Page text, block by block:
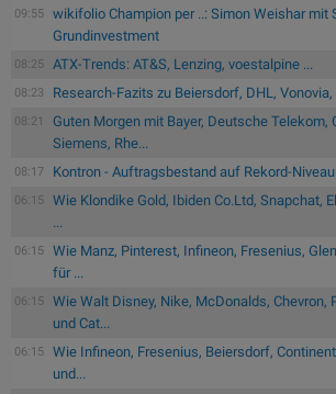
09:55
wikifolio Champion per ..: Simon Weishar mit
Grundinvestment
08:25 ATX-Trends: AT&S, Lenzing, voestalpine ...
08:23 Research-Fazits zu Beiersdorf, DHL, Vonovia,
08:21
Guten Morgen mit Bayer, Deutsche Telekom,
Siemens, Rhe...
08:17 Kontron - Auftragsbestand auf Rekord-Niveau
06:15
Wie Klondike Gold, Ibiden Co.Ltd, Snapchat,
...
06:15
Wie Manz, Pinterest, Infineon, Fresenius,
für ...
06:15
Wie Walt Disney, Nike, McDonalds, Chevron,
und Cat...
06:15
Wie Infineon, Fresenius, Beiersdorf,
und...